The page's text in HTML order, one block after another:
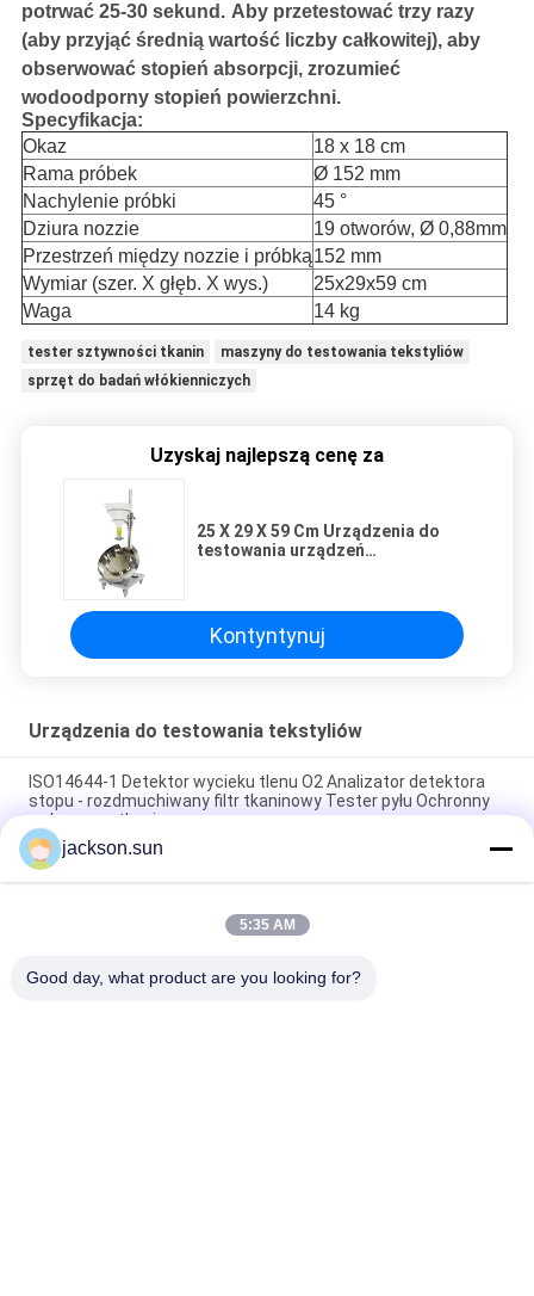
potrwać 25-30 sekund. Aby przetestować trzy razy
(aby przyjąć średnią wartość liczby całkowitej), aby
obserwować stopień absorpcji, zrozumieć
wodoodporny stopień powierzchni.
Specyfikacja:
Okaz
18 x 18 cm
Rama próbek
Ø 152 mm
Nachylenie próbki
45 °
Dziura nozzie
19 otworów, Ø 0,88mm
Przestrzeń między nozzie i próbką152 mm
Wymiar (szer. X głęb. X wys.)
25x29x59 cm
Waga
14 kg
tester sztywności tkanin
maszyny do testowania tekstyliów
sprzęt do badań włókienniczych
Uzyskaj najlepszą cenę za
25 X 29 X 59 Cm Urządzenia do
testowania urządzeń
Kontyntynuj
Urządzenia do testowania tekstyliów
ISO14644-1 Detektor wycieku tlenu O2 Analizator detektora
stopu - rozdmuchiwany filtr tkaninowy Tester pyłu Ochronny
wykrywacz tkanin
ASTM D5362 Sprzęt do testowania tekstyliów / Tester
odporności na zdzieranie tkanin w torebce 215 mm x 115 mm
Przykładowa maszyna do wulkanizacji na gorąco z
jackson.sun
5:35 AM
Good day, what product are you looking for?